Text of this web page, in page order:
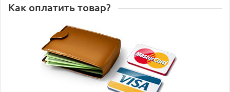
Как оплатить товар?